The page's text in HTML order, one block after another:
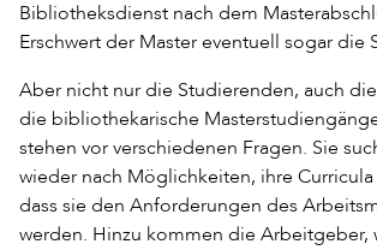
Bibliotheksdienst nach dem
Erschwert der Master eventuell sogar die
Aber nicht nur die Studierenden, auch
die bibliothekarische
stehen vor verschiedenen Fragen. Sie
wieder nach Möglichkeiten, ihre
dass sie den Anforderungen des
werden. Hinzu kommen die Arbeitgeber,